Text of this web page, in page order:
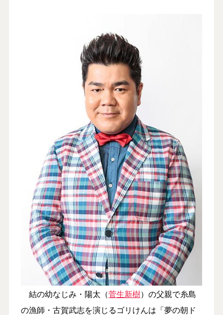
結の幼なじみ・陽太（菅生新樹）の父親で糸島
の漁師・古賀武志を演じるゴリけんは「夢の朝ド